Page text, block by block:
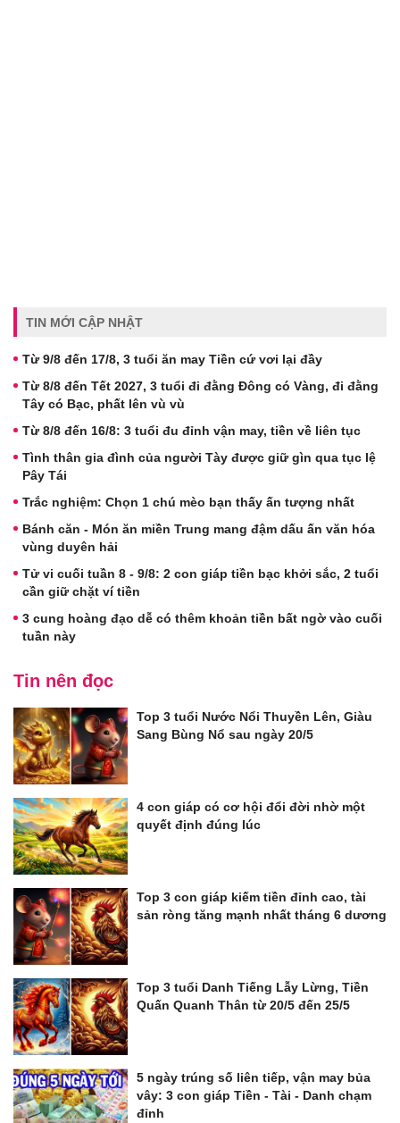
TIN MỚI CẬP NHẬT
Từ 9/8 đến 17/8, 3 tuổi ăn may Tiền cứ vơi lại đầy
Từ 8/8 đến Tết 2027, 3 tuổi đi đằng Đông có Vàng, đi đằng
Tây có Bạc, phất lên vù vù
Từ 8/8 đến 16/8: 3 tuổi đu đỉnh vận may, tiền về liên tục
Tình thân gia đình của người Tày được giữ gìn qua tục lệ
Pây Tái
Trắc nghiệm: Chọn 1 chú mèo bạn thấy ấn tượng nhất
Bánh căn - Món ăn miền Trung mang đậm dấu ấn văn hóa
vùng duyên hải
Tử vi cuối tuần 8 - 9/8: 2 con giáp tiền bạc khởi sắc, 2 tuổi
cần giữ chặt ví tiền
3 cung hoàng đạo dễ có thêm khoản tiền bất ngờ vào cuối
tuần này
Tin nên đọc
Top 3 tuổi Nước Nổi Thuyền Lên, Giàu
Sang Bùng Nổ sau ngày 20/5
4 con giáp có cơ hội đổi đời nhờ một
quyết định đúng lúc
Top 3 con giáp kiếm tiền đỉnh cao, tài
sản ròng tăng mạnh nhất tháng 6 dương
Top 3 tuổi Danh Tiếng Lẫy Lừng, Tiền
Quấn Quanh Thân từ 20/5 đến 25/5
5 ngày trúng số liên tiếp, vận may bủa
vây: 3 con giáp Tiền - Tài - Danh chạm
đỉnh